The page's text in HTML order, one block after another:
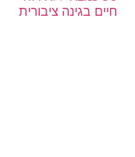
חיים בגינה ציבורית